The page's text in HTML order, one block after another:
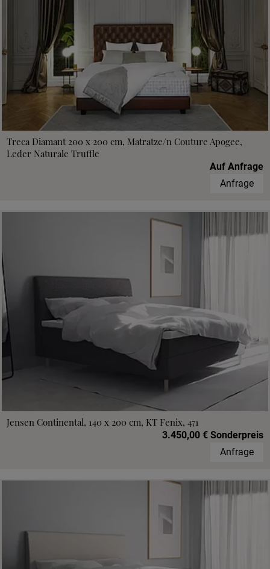
Treca Diamant 200 x 200 cm, Matratze/n Couture Apogee,
Leder Naturale Truffle
Auf Anfrage
Anfrage
Jensen Continental, 140 x 200 cm, KT Fenix, 471
3.450,00 € Sonderpreis
Anfrage